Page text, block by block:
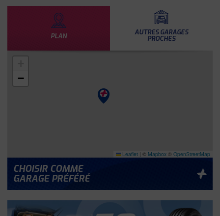
PLAN AUTRES GARAGES
PROCHES
−
Leaflet | © Mapbox © OpenStreetMap
CHOISIR COMME
GARAGE PRÉFÉRÉ